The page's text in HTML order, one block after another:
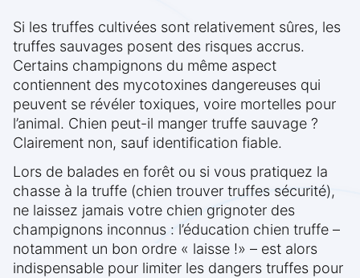
Si les truffes cultivées sont relativement sûres, les
truffes sauvages posent des risques accrus.
Certains champignons du même aspect
contiennent des mycotoxines dangereuses qui
peuvent se révéler toxiques, voire mortelles pour
l’animal. Chien peut-il manger truffe sauvage ?
Clairement non, sauf identification fiable.
Lors de balades en forêt ou si vous pratiquez la
chasse à la truffe (chien trouver truffes sécurité),
ne laissez jamais votre chien grignoter des
champignons inconnus : l’éducation chien truffe –
notamment un bon ordre « laisse !» – est alors
indispensable pour limiter les dangers truffes pour